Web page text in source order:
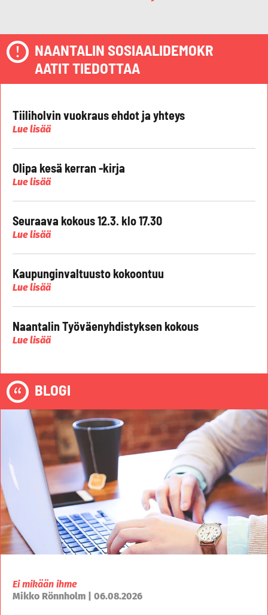
NAANTALIN SOSIAALIDEMOKR
AATIT TIEDOTTAA
Tiiliholvin vuokraus ehdot ja yhteys
Lue lisää
Olipa kesä kerran -kirja
Lue lisää
Seuraava kokous 12.3. klo 17.30
Lue lisää
Kaupunginvaltuusto kokoontuu
Lue lisää
Naantalin Työväenyhdistyksen kokous
Lue lisää
BLOGI
Ei mikään ihme
Mikko Rönnholm | 06.08.2026